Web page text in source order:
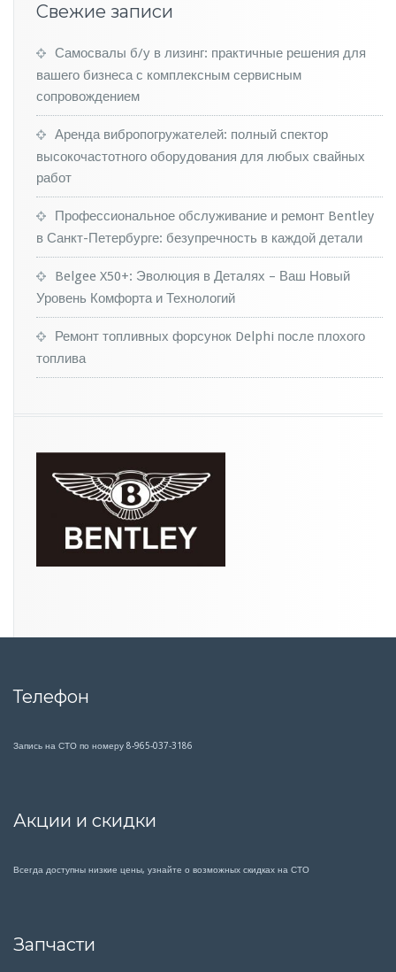
н
о
и
й
Свежие записи
Самосвалы б/у в лизинг: практичные решения для
вашего бизнеса с комплексным сервисным
сопровождением
Аренда вибропогружателей: полный спектор
высокочастотного оборудования для любых свайных
работ
Профессиональное обслуживание и ремонт Bentley
в Санкт-Петербурге: безупречность в каждой детали
Belgee X50+: Эволюция в Деталях – Ваш Новый
Уровень Комфорта и Технологий
Ремонт топливных форсунок Delphi после плохого
топлива
Телефон
Запись на СТО по номеру 8-965-037-3186
Акции и скидки
Всегда доступны низкие цены, узнайте о возможных скидках на СТО
Запчасти